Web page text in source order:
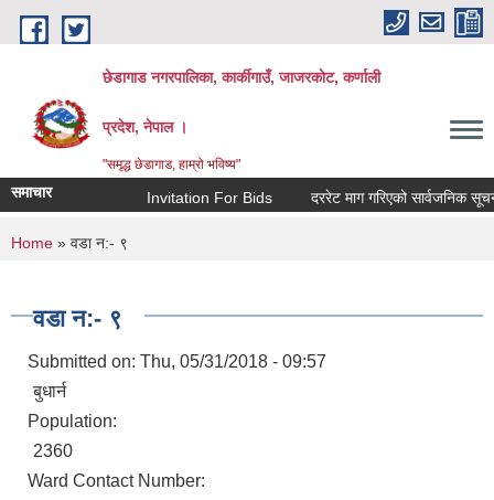
Skip to main content
छेडागाड नगरपालिका, कार्कीगाउँ, जाजरकाेट, कर्णाली
प्रदेश, नेपाल ।
"समृद्ध छेडागाड, हाम्रो भविष्य"
समाचार Invitation For Bids दररेट माग गरिएको सार्वजनिक सूचना।
You are here
Home » वडा न‌:- ९
वडा न‌:- ९
Submitted on: Thu, 05/31/2018 - 09:57
बुधार्न
Population:
2360
Ward Contact Number: